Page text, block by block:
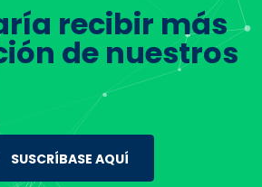
recibir más
de nuestros
SUSCRÍBASE AQUÍ